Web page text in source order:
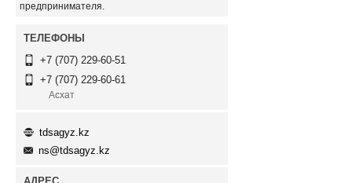
предпринимателя.
+7 (707) 229-60-51
+7 (707) 229-60-61
Асхат
tdsagyz.kz
ns@tdsagyz.kz